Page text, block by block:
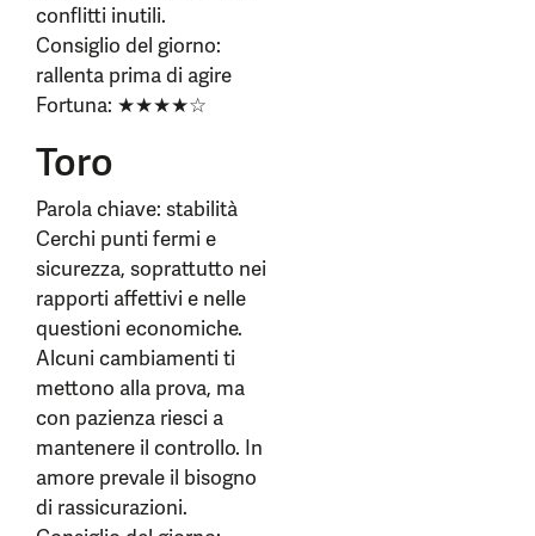
conflitti inutili.
Consiglio del giorno:
rallenta prima di agire
Fortuna: ★★★★☆
Toro
Parola chiave: stabilità
Cerchi punti fermi e
sicurezza, soprattutto nei
rapporti affettivi e nelle
questioni economiche.
Alcuni cambiamenti ti
mettono alla prova, ma
con pazienza riesci a
mantenere il controllo. In
amore prevale il bisogno
di rassicurazioni.